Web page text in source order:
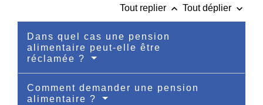
Tout replier keyboard_arrow_up Tout déplier keyboard_arrow_down
Dans quel cas une pension
alimentaire peut-elle être
réclamée ?
Comment demander une pension
alimentaire ?